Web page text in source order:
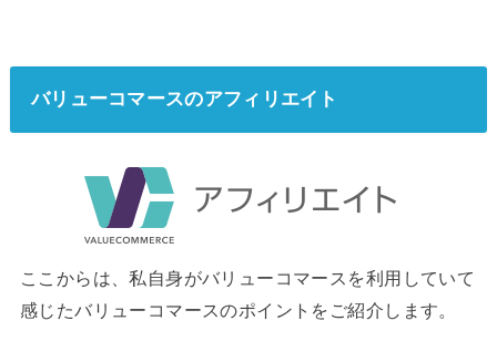
バリューコマースのアフィリエイト
ここからは、私自身がバリューコマースを利用していて
感じたバリューコマースのポイントをご紹介します。